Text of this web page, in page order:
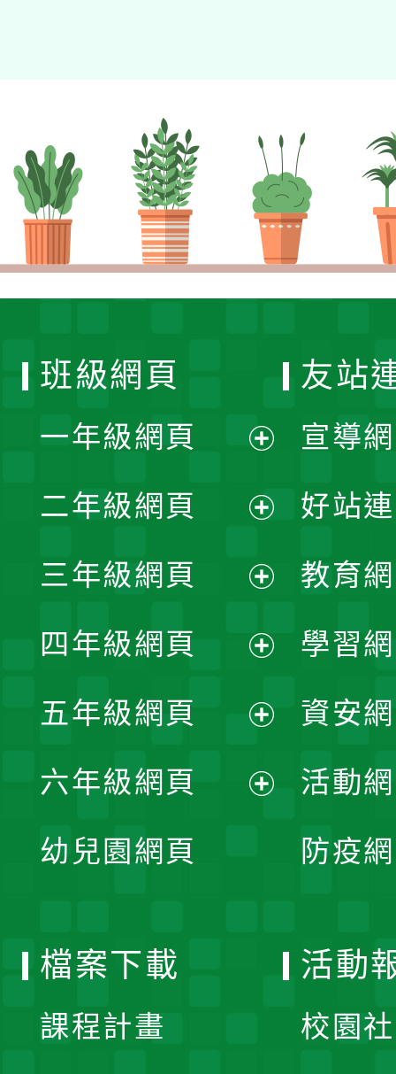
班級網頁
一年級網頁
開
選
單
二年級網頁
開
選
單
三年級網頁
開
選
單
四年級網頁
開
選
五年級網頁
開
六年級網頁
幼兒園網頁
友站
宣導
好站
教育
學習
資安
活動
防疫
檔案下載
課程計畫
活動
校園